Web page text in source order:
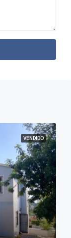
VENDIDO